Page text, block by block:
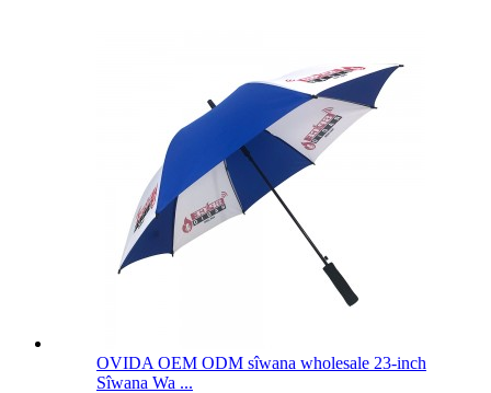
OVIDA OEM ODM sîwana wholesale 23-inch
Sîwana Wa ...